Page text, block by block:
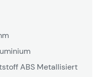
ABS Metallisiert